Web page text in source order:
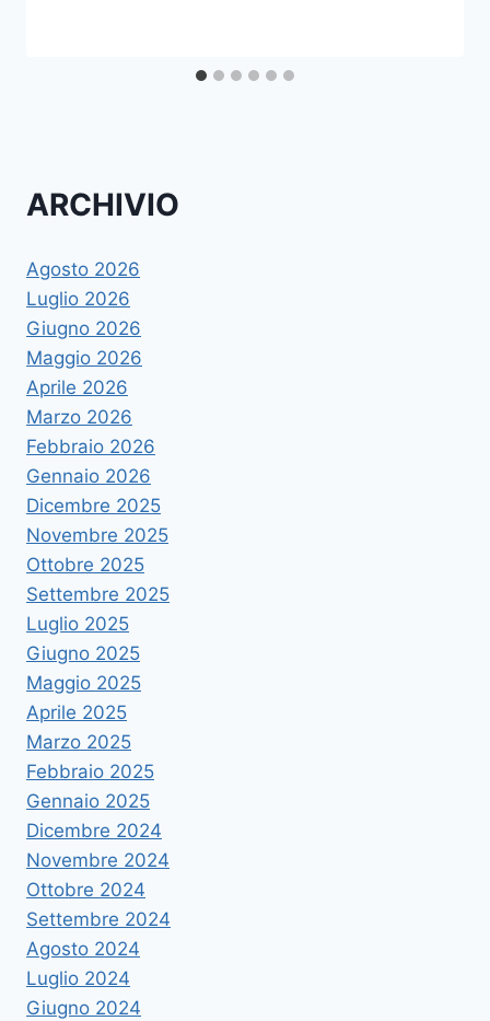
ARCHIVIO
Agosto 2026
Luglio 2026
Giugno 2026
Maggio 2026
Aprile 2026
Marzo 2026
Febbraio 2026
Gennaio 2026
Dicembre 2025
Novembre 2025
Ottobre 2025
Settembre 2025
Luglio 2025
Giugno 2025
Maggio 2025
Aprile 2025
Marzo 2025
Febbraio 2025
Gennaio 2025
Dicembre 2024
Novembre 2024
Ottobre 2024
Settembre 2024
Agosto 2024
Luglio 2024
Giugno 2024